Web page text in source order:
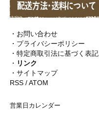
・ お問い合わせ
・ プライバシーポリシー
・ 特定商取引法に基づく表記
・ リンク
・ サイトマップ
RSS /ATOM
営業日カレンダー